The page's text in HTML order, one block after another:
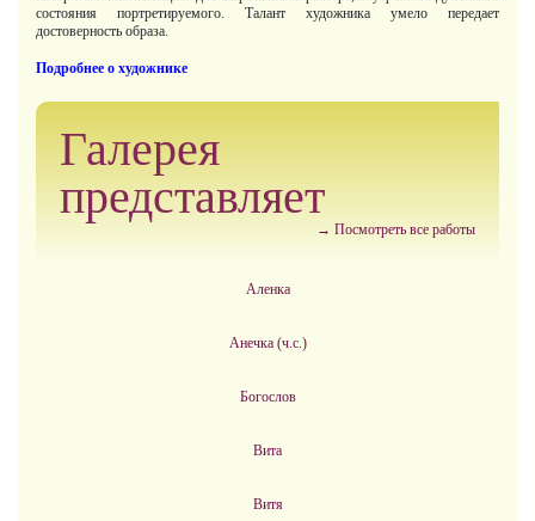
состояния портретируемого. Талант художника умело передает
достоверность образа.
Подробнее о художнике
Галерея
представляет
→ Посмотреть все работы
Аленка
Анечка (ч.с.)
Богослов
Вита
Витя